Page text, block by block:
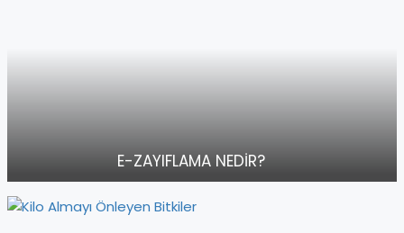
E-ZAYIFLAMA NEDİR?